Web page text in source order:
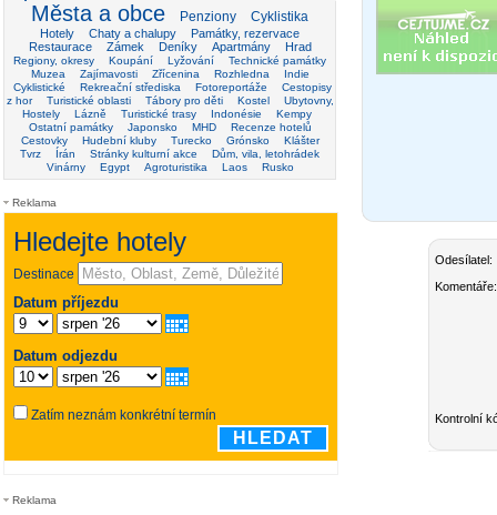
Města a obce Penziony Cyklistika
Hotely Chaty a chalupy
Památky, rezervace
Restaurace
Zámek Deníky Apartmány Hrad
Regiony, okresy Koupání Lyžování
Technické památky
Muzea
Zajímavosti Zřícenina Rozhledna
Indie
Cyklistické
Rekreační střediska Fotoreportáže
Cestopisy
z hor
Turistické oblasti Tábory pro děti Kostel
Ubytovny,
Hostely
Lázně Turistické trasy Indonésie
Kempy
Ostatní památky
Japonsko MHD
Recenze hotelů
Cestovky
Hudební kluby Turecko Grónsko
Klášter
Tvrz
Írán Stránky kulturní akce
Dům, vila, letohrádek
Vinárny
Egypt Agroturistika Laos Rusko
Reklama
Reklama
Odesílatel:
Komentáře:
Kontrolní